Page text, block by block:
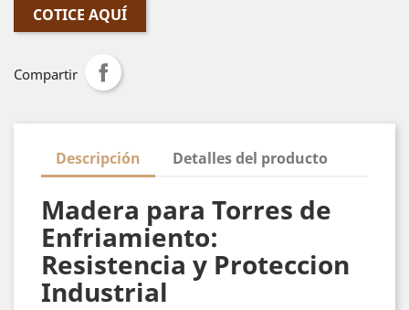
COTICE AQUÍ
Compartir
Descripción Detalles del producto
Madera para Torres de
Enfriamiento:
Resistencia y Proteccion
Industrial